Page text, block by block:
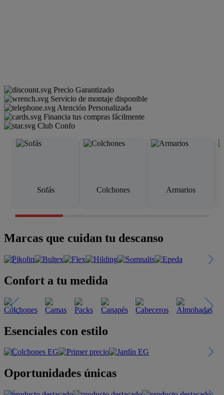
Precio Garantizado
Servicio de montaje disponible
Atención Personalizada
Financia tus compras fácilmente
Club Confo
Sofás Colchones Armarios
Marcas que cuidan tu descanso
Confort a tu medida
Esenciales con estilo
Oportunidades únicas